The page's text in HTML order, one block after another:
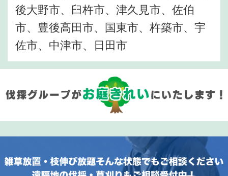
後大野市、臼杵市、津久見市、佐伯
市、豊後高田市、国東市、杵築市、宇
佐市、中津市、日田市